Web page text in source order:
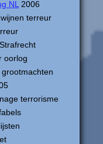
NL 2006
terreur
oorlog
terrorisme